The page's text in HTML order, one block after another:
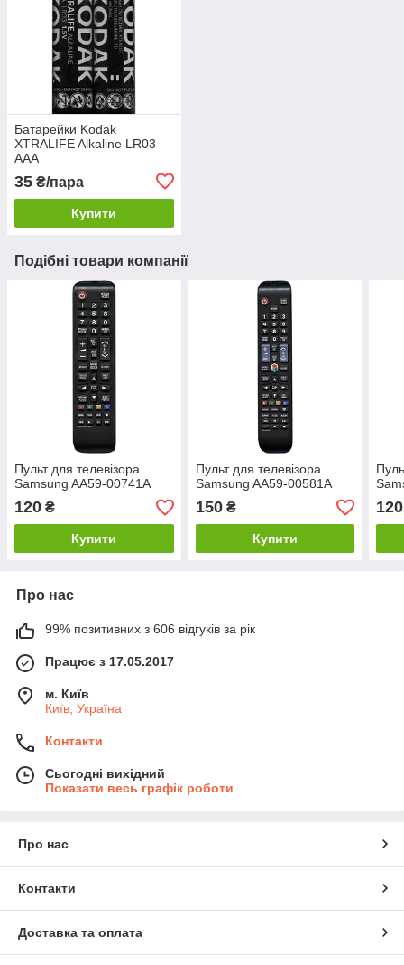
Батарейки Kodak
XTRALIFE Alkaline LR03
AAA
35 ₴/пара
Купити
Подібні товари компанії
Пульт для телевізора
Samsung AA59-00741A
120 ₴
Купити
Пульт для телевізора
Samsung AA59-00581A
150₴
Купити
120
Про нас
99% позитивних з 606 відгуків за рік
Працює з 17.05.2017
м. Київ
Київ, Україна
Контакти
Сьогодні вихідний
Показати весь графік роботи
Про нас
Контакти
Доставка та оплата